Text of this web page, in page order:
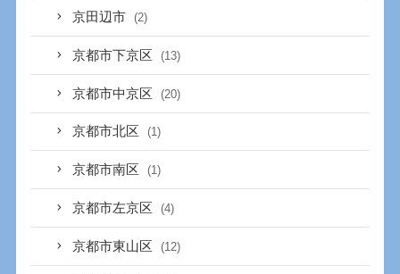
京田辺市 (2)
京都市下京区 (13)
京都市中京区 (20)
京都市北区 (1)
京都市南区 (1)
京都市左京区 (4)
京都市東山区 (12)